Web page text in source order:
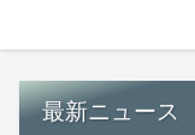
最新ニュース